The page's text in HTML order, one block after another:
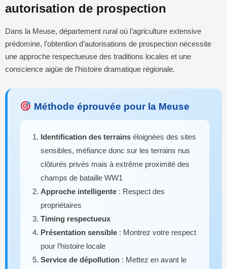
autorisation de prospection
Dans la Meuse, département rural où l’agriculture extensive
prédomine, l’obtention d’autorisations de prospection nécessite
une approche respectueuse des traditions locales et une
conscience aigüe de l’histoire dramatique régionale.
Méthode éprouvée pour la Meuse
Identification des terrains éloignées des sites
sensibles, méfiance donc sur les terrains nus
clôturés privés mais à extrême proximité des
champs de bataille WW1
Approche intelligente : Respect des
propriétaires
Timing respectueux
Présentation sensible : Montrez votre respect
pour l’histoire locale
Service de dépollution : Mettez en avant le